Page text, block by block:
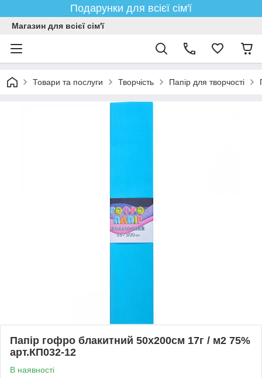
Подарунки для всієї сім'ї
Магазин для всієї сім'ї
Товари та послуги Творчість Папір для творчості
Папір гофро блакитний 50х200см 17г / м2 75%
арт.КП032-12
В наявності